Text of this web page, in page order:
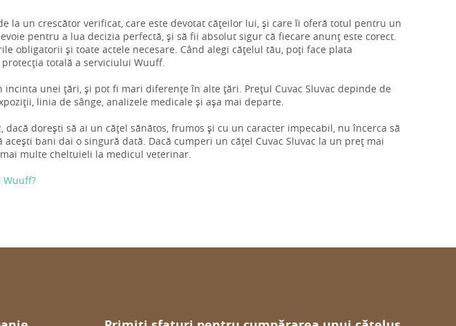
la un crescător verificat, care este devotat cățeilor lui, și care îi oferă totul pentru un
pentru a lua decizia perfectă, și să fii absolut sigur că fiecare anunț este corect.
obligatorii și toate actele necesare. Când alegi cățelul tău, poți face plata
totală a serviciului Wuuff.
unei țări, și pot fi mari diferențe în alte țări. Prețul Cuvac Sluvac depinde de
linia de sânge, analizele medicale și așa mai departe.
dacă dorești să ai un cățel sănătos, frumos și cu un caracter impecabil, nu încerca să
bani dai o singură dată. Dacă cumperi un cățel Cuvac Sluvac la un preț mai
multe cheltuieli la medicul veterinar.
Wuuff?